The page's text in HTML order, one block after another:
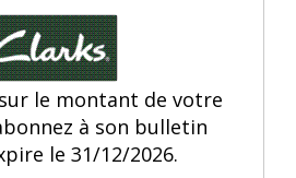
le montant de votre
à son bulletin
le 31/12/2026.